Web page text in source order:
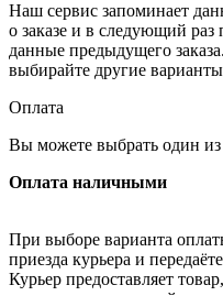
Наш сервис запоминает
о заказе и в следующий
данные предыдущего
выбирайте другие
Оплата
Вы можете выбрать один из
Оплата наличными
При выборе варианта
приезда курьера и
Курьер предоставляет